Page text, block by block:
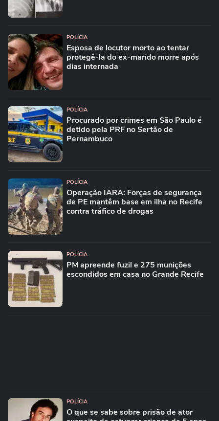
POLÍCIA
Esposa de locutor morto ao tentar
protegê-la do ex-marido morre após
dias internada
POLÍCIA
Procurado por crimes em São Paulo é
detido pela PRF no Sertão de
Pernambuco
POLÍCIA
Operação IARA: Forças de segurança
de PE mantêm base em ilha no Recife
contra tráfico de drogas
POLÍCIA
PM apreende fuzil e 275 munições
escondidos em casa no Grande Recife
POLÍCIA
O que se sabe sobre prisão de ator